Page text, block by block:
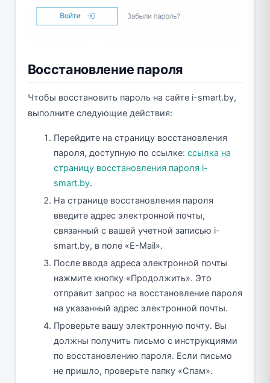
Восстановление пароля
Чтобы восстановить пароль на сайте i-smart.by,
выполните следующие действия:
Перейдите на страницу восстановления
пароля, доступную по ссылке: ссылка на
страницу восстановления пароля i-
smart.by.
На странице восстановления пароля
введите адрес электронной почты,
связанный с вашей учетной записью i-
smart.by, в поле «E-Mail».
После ввода адреса электронной почты
нажмите кнопку «Продолжить». Это
отправит запрос на восстановление пароля
на указанный адрес электронной почты.
Проверьте вашу электронную почту. Вы
должны получить письмо с инструкциями
по восстановлению пароля. Если письмо
не пришло, проверьте папку «Спам».